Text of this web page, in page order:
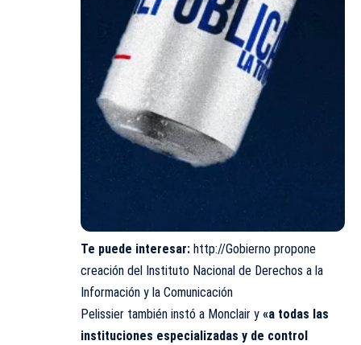
Te puede interesar: http://Gobierno propone
creación del Instituto Nacional de Derechos a la
Información y la Comunicación
Pelissier también instó a Monclair y «a todas las
instituciones especializadas y de control